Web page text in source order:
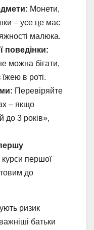
Монети,
– усе це має
малюка.
поведінки:
можна бігати,
їжею в роті.
Перевіряйте
– якщо
до 3 років»,
курси першої
до
ризик
батьки